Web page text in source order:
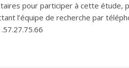
pour participer à cette étude,
l’équipe de recherche par